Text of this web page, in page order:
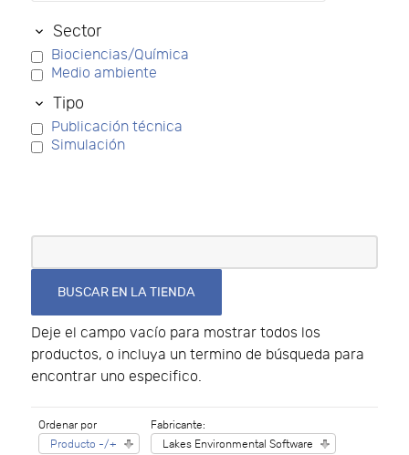
Sector
Biociencias/Química
Medio ambiente
Tipo
Publicación técnica
Simulación
Deje el campo vacío para mostrar todos los
productos, o incluya un termino de búsqueda para
encontrar uno especifico.
Ordenar por
Producto -/+
Fabricante:
Lakes Environmental Software